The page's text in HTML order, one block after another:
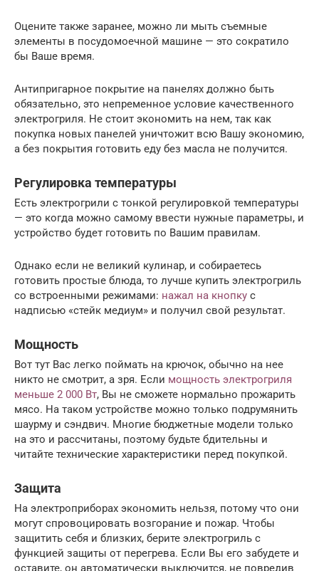
Оцените также заранее, можно ли мыть съемные
элементы в посудомоечной машине — это сократило
бы Ваше время.
Антипригарное покрытие на панелях должно быть
обязательно, это непременное условие качественного
электрогриля. Не стоит экономить на нем, так как
покупка новых панелей уничтожит всю Вашу экономию,
а без покрытия готовить еду без масла не получится.
Регулировка температуры
Есть электрогрили с тонкой регулировкой температуры
— это когда можно самому ввести нужные параметры, и
устройство будет готовить по Вашим правилам.
Однако если не великий кулинар, и собираетесь
готовить простые блюда, то лучше купить электрогриль
со встроенными режимами: нажал на кнопку с
надписью «стейк медиум» и получил свой результат.
Мощность
Вот тут Вас легко поймать на крючок, обычно на нее
никто не смотрит, а зря. Если мощность электрогриля
меньше 2 000 Вт, Вы не сможете нормально прожарить
мясо. На таком устройстве можно только подрумянить
шаурму и сэндвич. Многие бюджетные модели только
на это и рассчитаны, поэтому будьте бдительны и
читайте технические характеристики перед покупкой.
Защита
На электроприборах экономить нельзя, потому что они
могут спровоцировать возгорание и пожар. Чтобы
защитить себя и близких, берите электрогриль с
функцией защиты от перегрева. Если Вы его забудете и
оставите, он автоматически выключится, не повредив